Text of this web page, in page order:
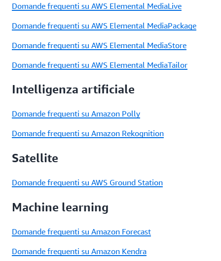
Domande frequenti su AWS Elemental MediaLive
Domande frequenti su AWS Elemental MediaPackage
Domande frequenti su AWS Elemental MediaStore
Domande frequenti su AWS Elemental MediaTailor
Intelligenza artificiale
Domande frequenti su Amazon Polly
Domande frequenti su Amazon Rekognition
Satellite
Domande frequenti su AWS Ground Station
Machine learning
Domande frequenti su Amazon Forecast
Domande frequenti su Amazon Kendra